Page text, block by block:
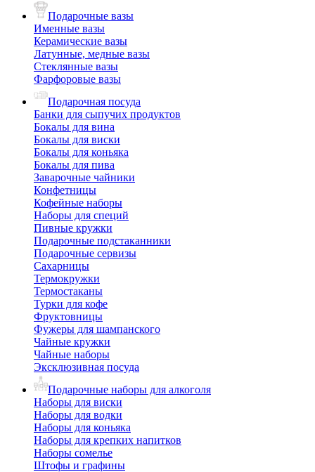
Подарочные вазы
Именные вазы
Керамические вазы
Латунные, медные вазы
Стеклянные вазы
Фарфоровые вазы
Подарочная посуда
Банки для сыпучих продуктов
Бокалы для вина
Бокалы для виски
Бокалы для коньяка
Бокалы для пива
Заварочные чайники
Конфетницы
Кофейные наборы
Наборы для специй
Пивные кружки
Подарочные подстаканники
Подарочные сервизы
Сахарницы
Термокружки
Термостаканы
Турки для кофе
Фруктовницы
Фужеры для шампанского
Чайные кружки
Чайные наборы
Эксклюзивная посуда
Подарочные наборы для алкоголя
Наборы для виски
Наборы для водки
Наборы для коньяка
Наборы для крепких напитков
Наборы сомелье
Штофы и графины